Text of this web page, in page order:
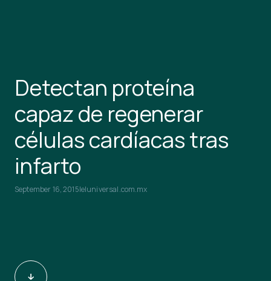
Detectan proteína
capaz de regenerar
células cardíacas tras
infarto
September 16, 2015|eluniversal.com.mx